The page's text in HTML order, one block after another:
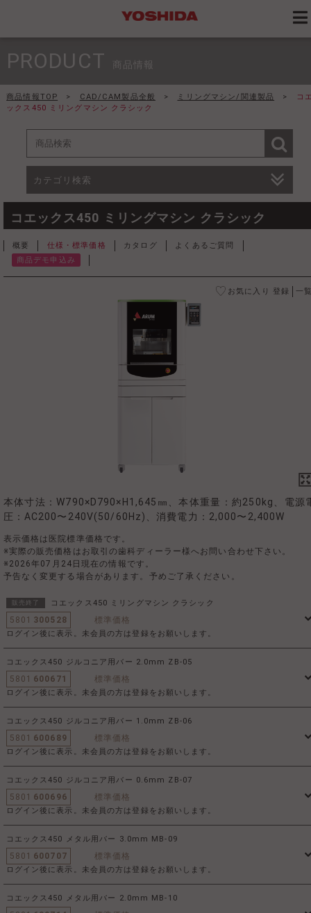
PRODUCT 商品情報
商品情報TOP > CAD/CAM製品全般 > ミリングマシン/関連製品 >
コ
ックス450 ミリングマシン クラシック
カテゴリ検索
コエックス450 ミリングマシン クラシック
概要 仕様・標準価格 カタログ
よくあるご質問
商品デモ申込み
お気に入り 登録 一
本体寸法：W790×D790×H1,645㎜、本体重量：約250kg、電源
圧：AC200〜240V(50/60Hz)、消費電力：2,000〜2,400W
表示価格は医院標準価格です。
※実際の販売価格はお取引の歯科ディーラー様へお問い合わせ下さい。
※2026年07月24日現在の情報です。
予告なく変更する場合があります。予めご了承ください。
販売終了 コエックス450 ミリングマシン クラシック
5801 300528 標準価格
ログイン後に表示。未会員の方は登録をお願いします。
コエックス450 ジルコニア用バー 2.0mm ZB-05
5801 600671 標準価格
ログイン後に表示。未会員の方は登録をお願いします。
コエックス450 ジルコニア用バー 1.0mm ZB-06
5801 600689 標準価格
ログイン後に表示。未会員の方は登録をお願いします。
コエックス450 ジルコニア用バー 0.6mm ZB-07
5801 600696 標準価格
ログイン後に表示。未会員の方は登録をお願いします。
コエックス450 メタル用バー 3.0mm MB-09
5801 600707 標準価格
ログイン後に表示。未会員の方は登録をお願いします。
コエックス450 メタル用バー 2.0mm MB-10